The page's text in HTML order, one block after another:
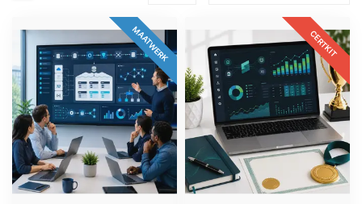
MAATWERK CERTKIT